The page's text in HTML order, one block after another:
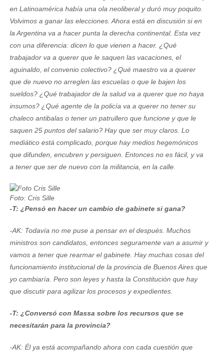
en Latinoamérica había una ola neoliberal y duró muy poquito.
Volvimos a ganar las elecciones. Ahora está en discusión si en
la Argentina va a hacer punta la derecha continental. Esta vez
con una diferencia: dicen lo que vienen a hacer. ¿Qué
trabajador va a querer que le saquen las vacaciones, el
aguinaldo, el convenio colectivo? ¿Qué maestro va a querer
que de nuevo no arreglen las escuelas o que le bajen los
sueldos? ¿Qué trabajador de la salud va a querer que no haya
insumos? ¿Qué agente de la policía va a querer no tener su
chaleco antibalas o tener un patrullero que funcione y que le
saquen 25 puntos del salario? Hay que ser muy claros. Lo
mediático está complicado, porque hay medios hegemónicos
que difunden, encubren y persiguen. Entonces no es fácil, y va
a tener que ser de nuevo con la militancia, en la calle.
Foto: Cris Sille
-T: ¿Pensó en hacer un cambio de gabinete si gana?
-AK: Todavía no me puse a pensar en el después. Muchos
ministros son candidatos, entonces seguramente van a asumir y
vamos a tener que rearmar el gabinete. Hay muchas cosas del
funcionamiento institucional de la provincia de Buenos Aires que
yo cambiaría. Pero son leyes y hasta la Constitución que hay
que discutir para agilizar los procesos y expedientes.
-T: ¿Conversó con Massa sobre los recursos que se
necesitarán para la provincia?
-AK: Él ya está acompañando ahora con cada cuestión que